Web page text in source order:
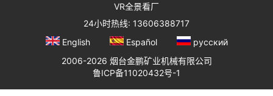
VR全景看厂
24小时热线: 13606388717
English
Español
русский
2006-2026 烟台金鹏矿业机械有限公司
鲁ICP备11020432号-1